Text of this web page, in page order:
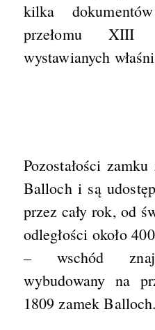
kilka
przełomu
wystawianych
Pozostałości
Balloch i są
przez cały rok, od
odległości około
– wschód
wybudowany na
1809 zamek Balloch.